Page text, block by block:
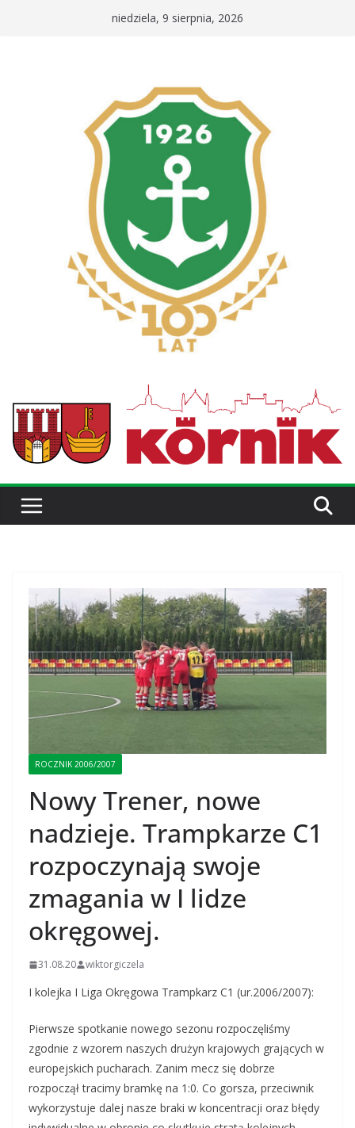
niedziela, 9 sierpnia, 2026
ROCZNIK 2006/2007
Nowy Trener, nowe
nadzieje. Trampkarze C1
rozpoczynają swoje
zmagania w I lidze
okręgowej.
31.08.20 wiktorgiczela
I kolejka I Liga Okręgowa Trampkarz C1 (ur.2006/2007):
Pierwsze spotkanie nowego sezonu rozpoczęliśmy
zgodnie z wzorem naszych drużyn krajowych grających w
europejskich pucharach. Zanim mecz się dobrze
rozpoczął tracimy bramkę na 1:0. Co gorsza, przeciwnik
wykorzystuje dalej nasze braki w koncentracji oraz błędy